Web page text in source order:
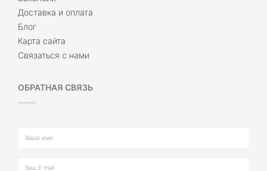
Доставка и оплата
Блог
Карта сайта
Связаться с нами
ОБРАТНАЯ СВЯЗЬ